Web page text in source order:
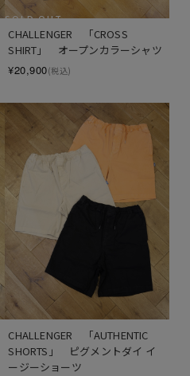
SOLD OUT
CHALLENGER　「CROSS
SHIRT」　オープンカラーシャツ
¥20,900(税込)
CHALLENGER　「AUTHENTIC
SHORTS」　ピグメントダイ イ
ージーショーツ